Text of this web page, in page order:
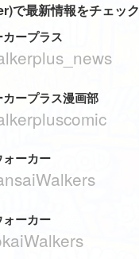
で最新情報をチェック
ープラス
カープラス漫画部
ーカー
ーカー